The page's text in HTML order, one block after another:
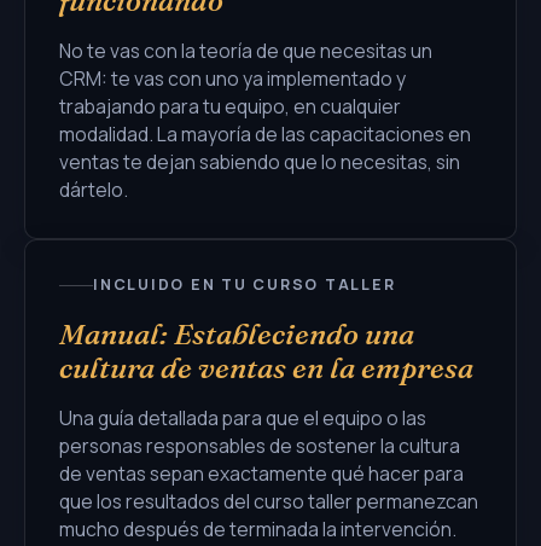
No te vas con la teoría de que necesitas un
CRM: te vas con uno ya implementado y
trabajando para tu equipo, en cualquier
modalidad. La mayoría de las capacitaciones en
ventas te dejan sabiendo que lo necesitas, sin
dártelo.
INCLUIDO EN TU CURSO TALLER
Manual: Estableciendo una
cultura de ventas en la empresa
Una guía detallada para que el equipo o las
personas responsables de sostener la cultura
de ventas sepan exactamente qué hacer para
que los resultados del curso taller permanezcan
mucho después de terminada la intervención.